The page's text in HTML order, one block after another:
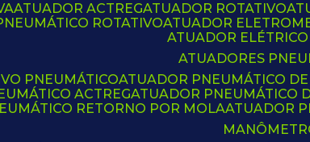
ATUADOR ACTREG ATUADOR ROTATIVO
ROTATIVO
ATUADOR
ATUADOR
ATUADORES
PNEUMÁTICO
ATUADOR PNEUMÁTICO
ACTREG
ATUADOR PNEUMÁTICO
RETORNO POR MOLA ATUADOR